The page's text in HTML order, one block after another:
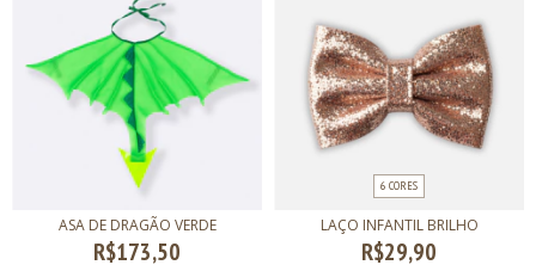
ASA DE DRAGÃO VERDE
R$173,50
6 CORES
LAÇO INFANTIL BRILHO
R$29,90